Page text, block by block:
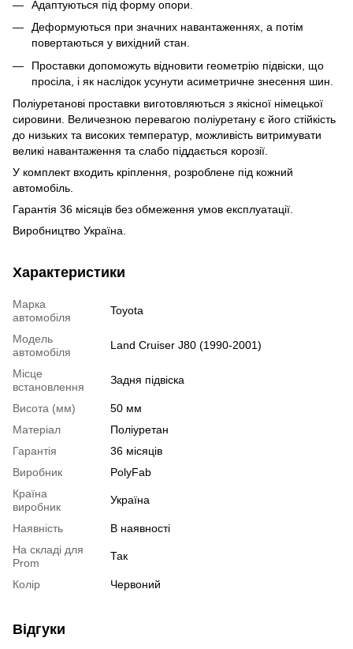
Адаптуються під форму опори.
Деформуються при значних навантаженнях, а потім
повертаються у вихідний стан.
Проставки допоможуть відновити геометрію підвіски, що
просіла, і як наслідок усунути асиметричне знесення шин.
Поліуретанові проставки виготовляються з якісної німецької
сировини.
Величезною перевагою поліуретану є його стійкість
до низьких та високих температур, можливість витримувати
великі навантаження та слабо піддається корозії.
У комплект входить кріплення, розроблене під кожний
автомобіль.
Гарантія 36 місяців без обмеження умов експлуатації.
Виробництво Україна.
Характеристики
Марка
автомобіля
Toyota
Модель
автомобіля
Land Cruiser J80 (1990-2001)
Місце
встановлення
Задня підвіска
Висота (мм)
50 мм
Матеріал
Поліуретан
Гарантія
36 місяців
Виробник
PolyFab
Країна
виробник
Україна
Наявність
В наявності
На складі для
Prom
Так
Колір Червоний
Відгуки